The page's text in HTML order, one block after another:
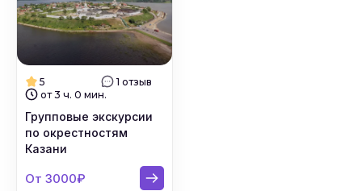
5
1 отзыв
от 3 ч. 0 мин.
Групповые экскурсии
по окрестностям
Казани
От 3000₽